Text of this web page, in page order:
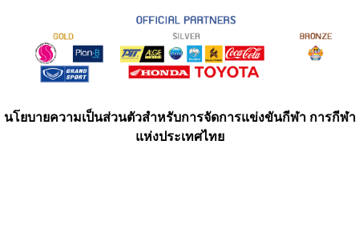
นโยบายความเป็นส่วนตัวสำหรับการจัดการแข่งขันกีฬา การกีฬา
แห่งประเทศไทย